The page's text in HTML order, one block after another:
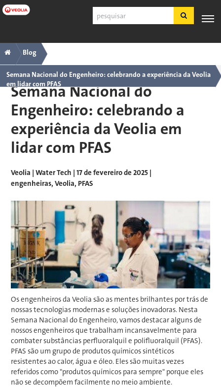
Pular
para
principal
Pesquisar
Navegação
principal
ESPECIALIZAÇÃO
Português
SDS
COA
Sobre
Carreiras
Fazer login
Fale conosco
Trilha
Blog
Semana Nacional do Engenheiro: celebrando a experiência da Veolia
em lidar com PFAS
Semana Nacional do
Engenheiro: celebrando a
experiência da Veolia em
lidar com PFAS
Veolia | Water Tech | 17 de fevereiro de 2025 |
engenheiras Veolia PFAS
Os engenheiros da Veolia são as mentes brilhantes por trás de
nossas tecnologias modernas e soluções inovadoras. Nesta
Semana Nacional do Engenheiro, vamos destacar alguns de
nossos engenheiros que trabalham incansavelmente para
combater substâncias perfluoralquil e polifluoralquil (PFAS).
PFAS são um grupo de produtos químicos sintéticos
resistentes ao calor, água e óleo. Eles são muitas vezes
referidos como "produtos químicos para sempre" porque eles
não se decompõem facilmente no meio ambiente.